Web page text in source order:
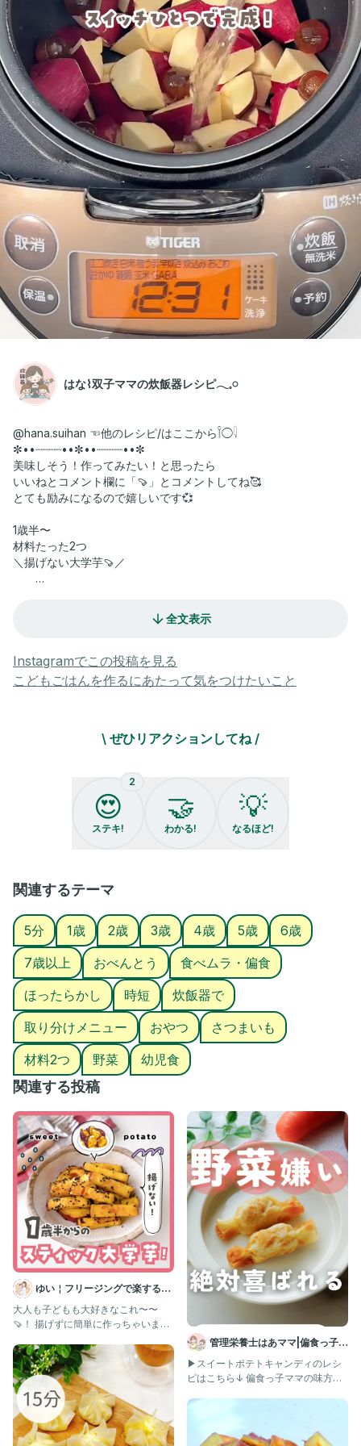
はな⌇双子ママの炊飯器レシピ𓂃𓈒𓏸
@hana.suihan ☜他のレシピ/はここから𓌉◯𓇋
✼••┈┈┈┈••✼••┈┈┈┈••✼
美味しそう！作ってみたい！と思ったら
いいねとコメント欄に「🍠」とコメントしてね🥰
とても励みになるので嬉しいです💞
1歳半〜
材料たった2つ
＼揚げない大学芋🍠／
味がバッチリ決まって失敗知らず🙆‍♀️✨
冷めてもホクホクなので、おやつだけじゃなくお弁当にもおすす
め💡
@hana.suihan です🌷
ご飯作りを楽して自分時間を作りたいママはフォローしてね😊
ぜひ保存して作ってみてね🩷
#取り分けレシピ #炊飯器 #炊飯器レシピ
#簡単レシピ #ほったらかし #大学芋
#さつまいも #親子ごはんの悩みサポート
全文表示
Instagramでこの投稿を見る
こどもごはんを作るにあたって気をつけたいこと
\ ぜひリアクションしてね /
2
😍
ステキ!
🤝
わかる!
💡
なるほど!
関連するテーマ
5分 1歳 2歳 3歳 4歳 5歳
6歳
7歳以上
おべんとう
食べムラ・偏食
ほったらかし
時短
炊飯器で
取り分けメニュー
おやつ
さつまいも
材料2つ
野菜 幼児食
関連する投稿
ゆい￤フリージングで楽する離
乳食 幼児食 | 簡単作りおき
大人も子どもも大好きなこれ〜〜
🍠！ 揚げずに簡単に作っちゃいまし
管理栄養士はあママ|偏食っ子と
ママを救う人|幼児食
▶︎スイートポテトキャンディのレシ
ピはこちら↓ 偏食っ子ママの味方！